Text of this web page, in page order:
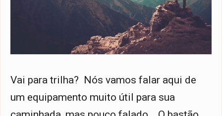
Vai para trilha? Nós vamos falar aqui de
um equipamento muito útil para sua